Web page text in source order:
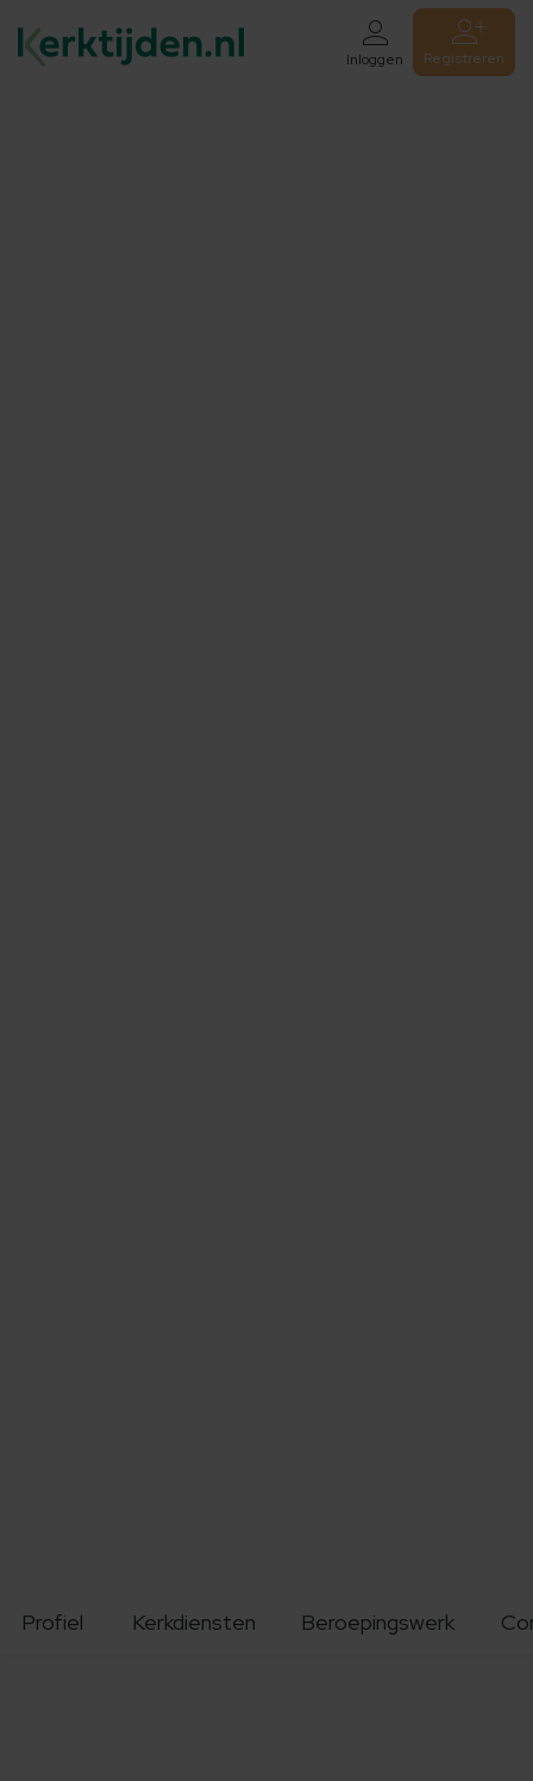
Inloggen Registreren
Profiel Kerkdiensten Beroepingswerk